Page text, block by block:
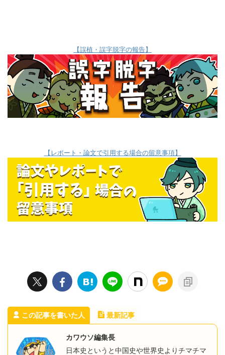
【誤植・誤字脱字の報告】
【レポート・論文で引用する場合の留意事項】
この記事を書いた人 最新記事
カワウソ編集長
日本史というと中国史や世界史よりチマチマ